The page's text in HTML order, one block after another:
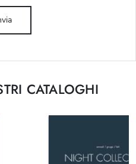
CATALOGHI